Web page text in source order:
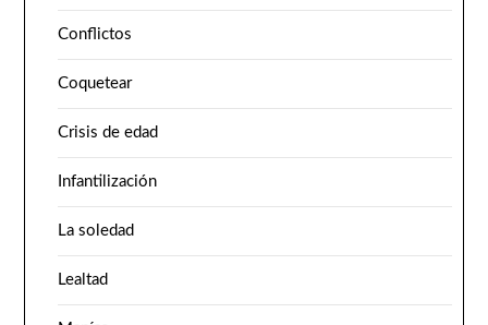
Conflictos
Coquetear
Crisis de edad
Infantilización
La soledad
Lealtad